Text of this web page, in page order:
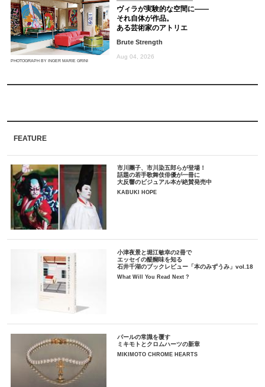
PHOTOGRAPH BY INGER MARIE GRINI
ヴィラが実験的な空間に――
それ自体が作品。
ある芸術家のアトリエ
Brute Strength
Aug 04, 2026
FEATURE
市川團子、市川染五郎らが登場！
話題の若手歌舞伎俳優が一冊に
大反響のビジュアル本が絶賛発売中
KABUKI HOPE
小津夜景と堀江敏幸の2冊で
エッセイの醍醐味を知る
石井千湖のブックレビュー「本のみずうみ」vol.18
What Will You Read Next ?
パールの常識を覆す
ミキモトとクロムハーツの新章
MIKIMOTO CHROME HEARTS